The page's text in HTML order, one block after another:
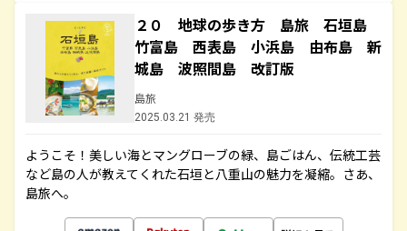
２０ 地球の歩き方 島旅 石垣島
竹富島 西表島 小浜島 由布島 新
城島 波照間島 改訂版
島旅
2025.03.21 発売
ようこそ！美しい海とマングローブの緑、島ごはん、伝統工芸
など島の人が教えてくれた石垣と八重山の魅力を凝縮。さあ、
島旅へ。